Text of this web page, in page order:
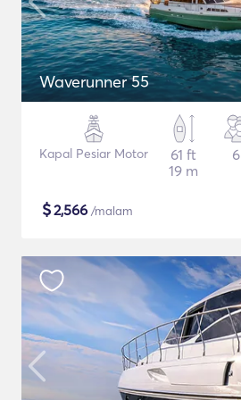
Waverunner 55
Kapal Pesiar Motor
61 ft
19 m
6
$2,566 /malam